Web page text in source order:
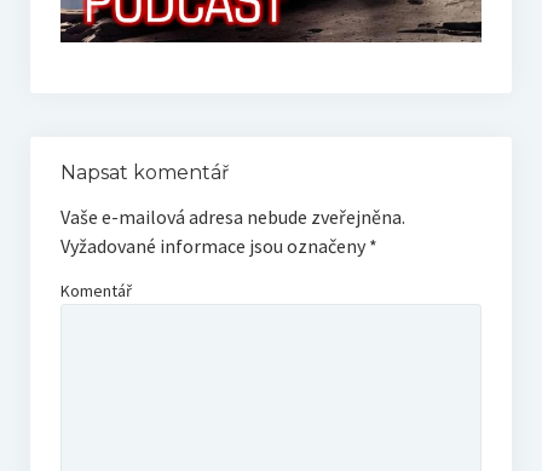
Filmové tipy
EXTRA
Napsat komentář
Vaše e-mailová adresa nebude zveřejněna.
Vyžadované informace jsou označeny *
Komentář